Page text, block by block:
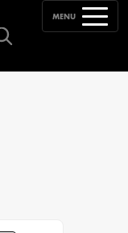
MENU